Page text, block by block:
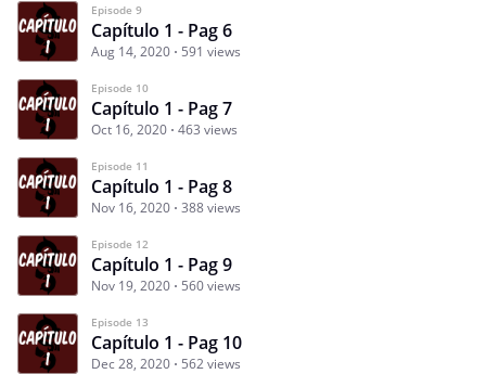
Episode 9
Capítulo 1 - Pag 6
Aug 14, 2020 591 views
Episode 10
Capítulo 1 - Pag 7
Oct 16, 2020 463 views
Episode 11
Capítulo 1 - Pag 8
Nov 16, 2020 388 views
Episode 12
Capítulo 1 - Pag 9
Nov 19, 2020 560 views
Episode 13
Capítulo 1 - Pag 10
Dec 28, 2020 562 views